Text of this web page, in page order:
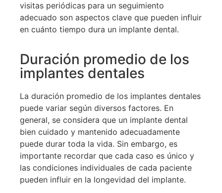
visitas periódicas para un seguimiento
adecuado son aspectos clave que pueden influir
en cuánto tiempo dura un implante dental.
Duración promedio de los
implantes dentales
La duración promedio de los implantes dentales
puede variar según diversos factores. En
general, se considera que un implante dental
bien cuidado y mantenido adecuadamente
puede durar toda la vida. Sin embargo, es
importante recordar que cada caso es único y
las condiciones individuales de cada paciente
pueden influir en la longevidad del implante.